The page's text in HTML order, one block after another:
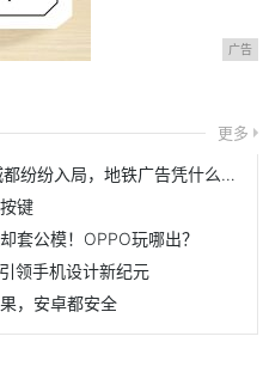
广告
更多
网易云音乐、知乎、京东、58同城都纷纷入局，地铁广告凭什么火？
键
套公模！OPPO玩哪出？
领手机设计新纪元
，安卓都安全